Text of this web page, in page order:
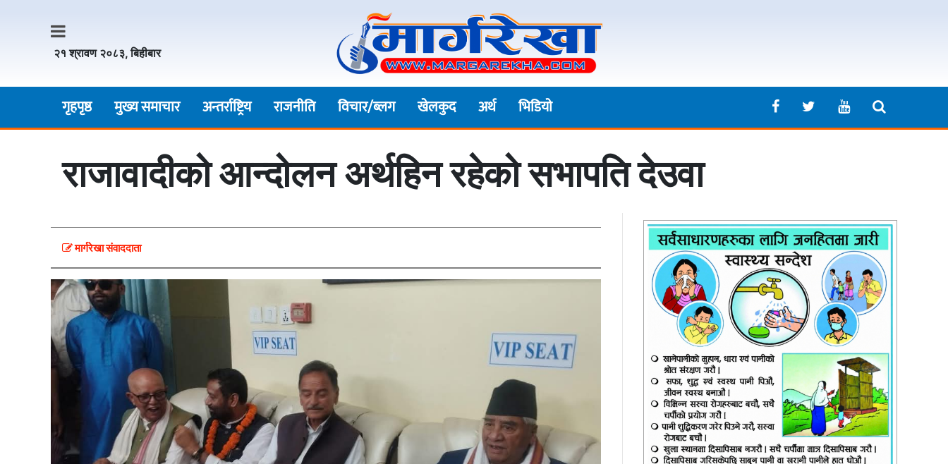
२१ श्रावण २०८३, बिहीबार
गृहपृष्ठ मुख्य समाचार अन्तर्राष्ट्रिय राजनीति विचार/ब्लग खेलकुद अर्थ भिडियाे
राजावादीको आन्दोलन अर्थहिन रहेको सभापति देउवा
मार्गरेखा संवाददाता